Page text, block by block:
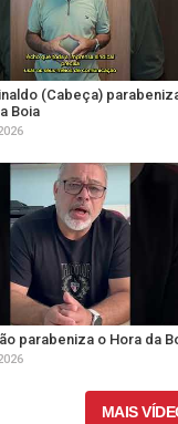
(Cabeça)
Boia
parabeniza o Hora da
MAIS